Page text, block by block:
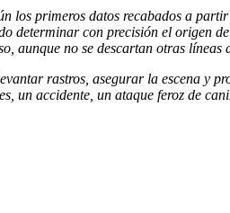
los primeros datos recabados a
determinar con precisión el origen
aunque no se descartan otras líneas
rastros, asegurar la escena y
un accidente, un ataque feroz de